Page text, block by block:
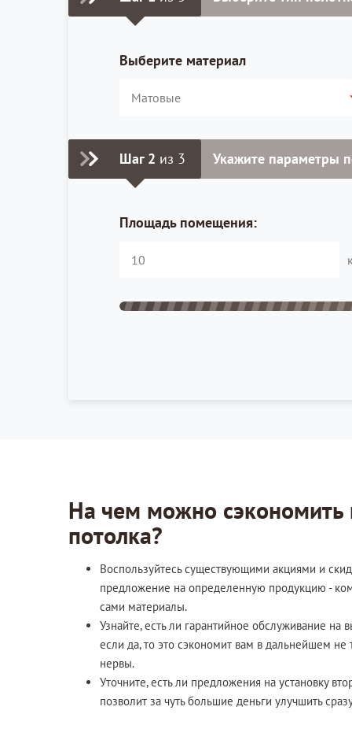
Выберите материал
Шаг 2 из 3 Укажите параметры
Площадь помещения:
На чем можно сэкономить
потолка?
Воспользуйтесь существующими акциями и
предложение на определенную продукцию -
сами материалы.
Узнайте, есть ли гарантийное обслуживание
если да, то это сэкономит вам в дальнейшем не
нервы.
Уточните, есть ли предложения на установку
позволит за чуть большие деньги улучшить